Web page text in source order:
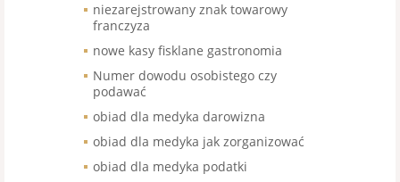
niezarejstrowany znak towarowy
franczyza
nowe kasy fisklane gastronomia
Numer dowodu osobistego czy
podawać
obiad dla medyka darowizna
obiad dla medyka jak zorganizować
obiad dla medyka podatki